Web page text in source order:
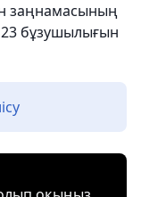
заңнамасының
23 бұзушылығын